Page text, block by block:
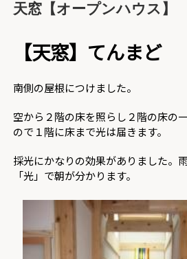
天窓【オープンハウス】
【天窓】てんま
南側の屋根につけました。
空から２階の床を照らし２階の床の
ので１階に床まで光は届きます。
採光にかなりの効果がありました。
「光」で朝が分かります。